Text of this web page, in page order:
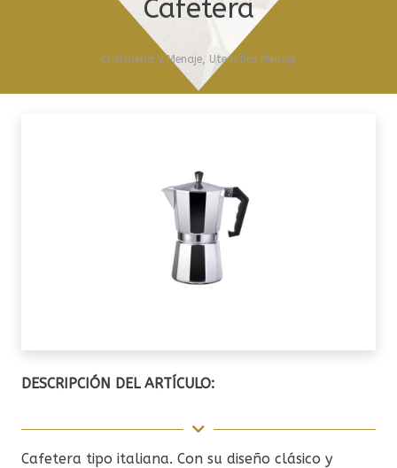
Cafetera
Cristalería y Menaje, Utensilios Menaje
DESCRIPCIÓN DEL ARTÍCULO:
Cafetera tipo italiana. Con su diseño clásico y